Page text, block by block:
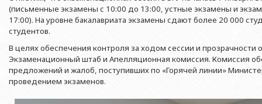
Выпускники БГУ
Почетные доктора
Образование в БГУ
Перечень специальностей
Знаменательные даты в истории БГУ
Отдел протокола
Служба психологической помощи
Культурно-творческий центр
Спортивно-оздоровительный
Филологический
Факультет
Юридический
Азербайджанской
Юридическое
Юридическое
образования
Азербайджанской
(письменные экзамены с 10:00 до 13:00, устные экзамены и
17:00). На уровне бакалавриата экзамены сдают более 20 000
студентов.
В целях обеспечения контроля за ходом сессии и прозрачности
Экзаменационный штаб и Апелляционная комиссия. Комиссия
предложений и жалоб, поступивших по «Горячей линии»
проведением экзаменов.